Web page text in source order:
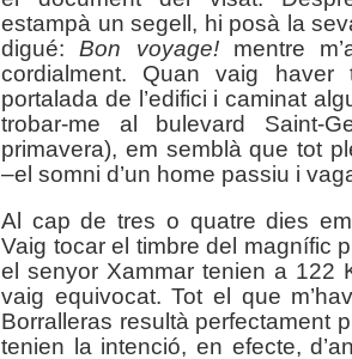
estampà un segell, hi posà la
digué:Bon voyage!mentre
cordialment. Quan vaig haver
portalada de l’edifici i caminat
trobar-me al bulevard Saint-
primavera), em semblà que tot
–el somni d’un home passiu i
Al cap de tres o quatre dies
Vaig tocar el timbre del magnífic
el senyor Xammar tenien a 122
vaig equivocat. Tot el que
Borralleras resultà perfectament
tenien la intenció, en efecte,